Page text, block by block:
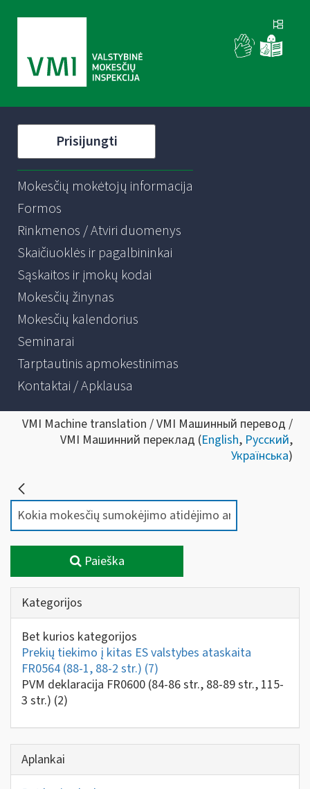
Prisijungti
Mokesčių mokėtojų informacija
Formos
Rinkmenos / Atviri duomenys
Skaičiuoklės ir pagalbininkai
Sąskaitos ir įmokų kodai
Mokesčių žinynas
Mokesčių kalendorius
Seminarai
Tarptautinis apmokestinimas
Kontaktai / Apklausa
VMI Machine translation / VMI Машинный перевод /
VMI Машинний переклад (English, Русский,
Українська)
Paieška
Kategorijos
Bet kurios kategorijos
Prekių tiekimo į kitas ES valstybes ataskaita
FR0564 (88-1, 88-2 str.) (7)
PVM deklaracija FR0600 (84-86 str., 88-89 str., 115-
3 str.) (2)
Aplankai